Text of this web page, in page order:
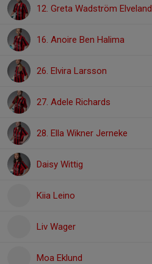
12. Greta Wadström Elveland
16. Anoire Ben Halima
26. Elvira Larsson
27. Adele Richards
28. Ella Wikner Jerneke
Daisy Wittig
Kiia Leino
Liv Wager
Moa Eklund